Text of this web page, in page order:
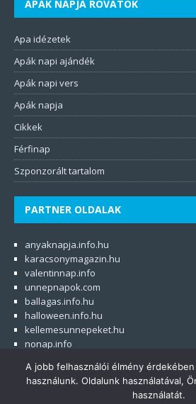
APÁK NAPJA ROVATOK
Apa idézetek
Apák napi ajándék
Apák napi vers
Apák napja
Cikkek
Férfinap
Szponzorált tartalom
PARTNER OLDALAK
anyaknapja.info.hu
karacsonymagazin.hu
valentinnap.info
unnepnapok.com
ballagas.info.hu
halloween.info.hu
kellemesunnepeket.hu
nonap.info
parkapcsolatimediator.hu
A jobb felhasználói élmény
használunk. Oldalunk használatával,
használatát.